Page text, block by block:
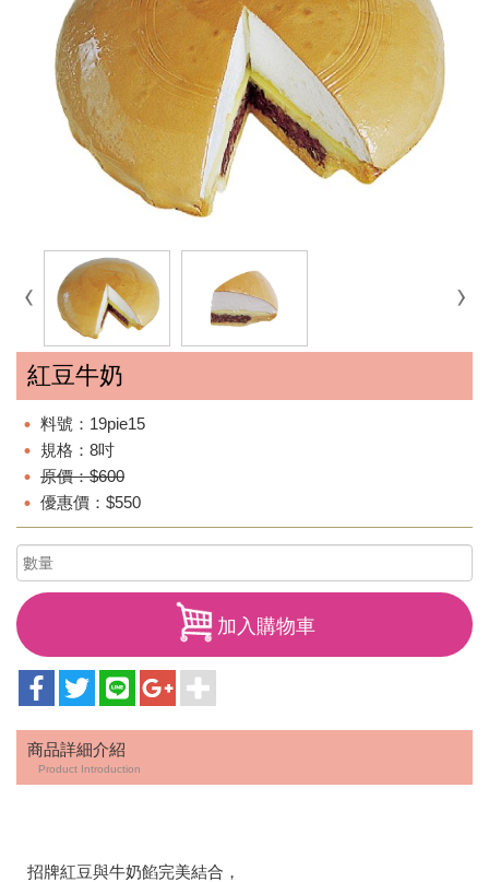
紅豆牛奶
料號：19pie15
規格：8吋
原價：$600
優惠價：$550
加入購物車
商品詳細介紹
Product Introduction
招牌紅豆與牛奶餡完美結合，